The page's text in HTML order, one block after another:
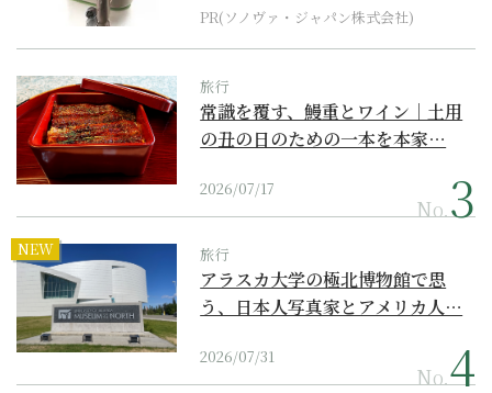
PR(ソノヴァ・ジャパン株式会社)
旅行
常識を覆す、鰻重とワイン｜土用
の丑の日のための一本を本家…
2026/07/17
No.
NEW 旅行
アラスカ大学の極北博物館で思
う、日本人写真家とアメリカ人…
2026/07/31
No.